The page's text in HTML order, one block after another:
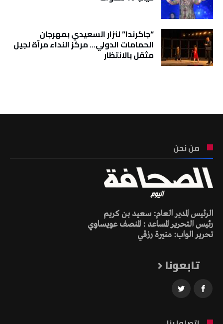
“جاكرندا” لنزار السعيدي بمهرجان
الحمامات الدولي… مركز النداء مرآة لجيل
مثقل بالانتظار
من نحن
الرئيس المدير العام: سعيد بن كريم
رئيس التحرير المساعد : المنصف عويساوي
تحرير الواب: منيرة رزقي
تابعونا